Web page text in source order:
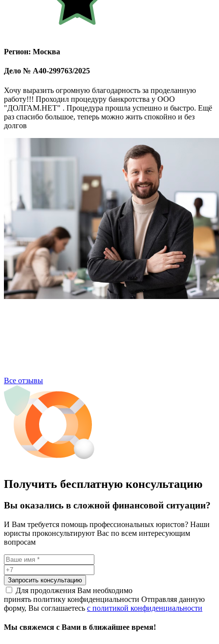
Регион: Москва
Дело № А40-299763/2025
Хочу выразить огромную благодарность за проделанную
работу!!! Проходил процедуру банкротства у ООО
"ДОЛГАМ.НЕТ" . Процедура прошла успешно и быстро. Ещё
раз спасибо большое, теперь можно жить спокойно и без
долгов
Все отзывы
Получить бесплатную консультацию
Вы оказались в сложной финансовой ситуации?
И Вам требуется помощь профессиональных юристов? Наши
юристы проконсультируют Вас по всем интересующим
вопросам
Запросить консультацию
Для продолжения Вам необходимо
принять политику конфиденциальности Отправляя данную
форму, Вы соглашаетесь с политикой конфиденциальности
Мы свяжемся с Вами в ближайшее время!